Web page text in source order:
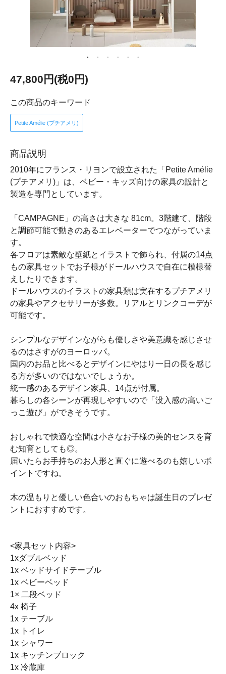
47,800円(税0円)
この商品のキーワード
Petite Amélie (プチアメリ)
商品説明
2010年にフランス・リヨンで設立された「Petite Amélie
(プチアメリ)」は、ベビー・キッズ向けの家具の設計と
製造を専門としています。
「CAMPAGNE」の高さは大きな 81cm。3階建て、階段
と調節可能で動きのあるエレベーターでつながっていま
す。
各フロアは素敵な壁紙とイラストで飾られ、付属の14点
もの家具セットでお子様がドールハウスで自在に模様替
えしたりできます。
ドールハウスのイラストの家具類は実在するプチアメリ
の家具やアクセサリーが多数。リアルとリンクコーデが
可能です。
シンプルなデザインながらも優しさや美意識を感じさせ
るのはさすがのヨーロッパ。
国内のお品と比べるとデザインにやはり一日の長を感じ
る方が多いのではないでしょうか。
統一感のあるデザイン家具、14点が付属。
暮らしの各シーンが再現しやすいので「没入感の高いご
っこ遊び」ができそうです。
おしゃれで快適な空間は小さなお子様の美的センスを育
む知育としても◎。
届いたらお手持ちのお人形と直ぐに遊べるのも嬉しいポ
イントですね。
木の温もりと優しい色合いのおもちゃは誕生日のプレゼ
ントにおすすめです。
<家具セット内容>
1xダブルベッド
1x ベッドサイドテーブル
1x ベビーベッド
1× 二段ベッド
4x 椅子
1x テーブル
1x トイレ
1x シャワー
1x キッチンブロック
1x 冷蔵庫